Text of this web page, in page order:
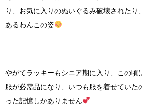
り、お気に入りのぬいぐるみ破壊されたり
あるわんこの姿
やがてラッキーもシニア期に入り、この頃
服が必需品になり、いつも服を着せていた
った記憶しかありません